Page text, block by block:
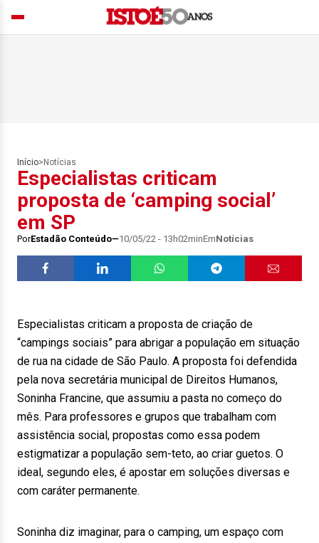
Início> Notícias
Especialistas criticam
proposta de ‘camping social’
em SP
PorEstadão Conteúdo 10/05/22 - 13h02minEmNotícias
Especialistas criticam a proposta de criação de
“campings sociais” para abrigar a população em situação
de rua na cidade de São Paulo. A proposta foi defendida
pela nova secretária municipal de Direitos Humanos,
Soninha Francine, que assumiu a pasta no começo do
mês. Para professores e grupos que trabalham com
assistência social, propostas como essa podem
estigmatizar a população sem-teto, ao criar guetos. O
ideal, segundo eles, é apostar em soluções diversas e
com caráter permanente.
Soninha diz imaginar, para o camping, um espaço com